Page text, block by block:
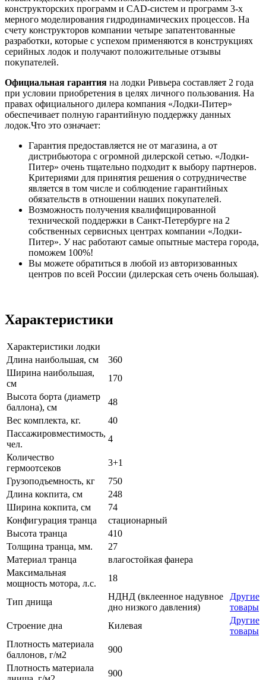
конструкторских программ и CAD-систем и программ 3-х
мерного моделирования гидродинамических процессов. На
счету конструкторов компании четыре запатентованные
разработки, которые с успехом применяются в конструкциях
серийных лодок и получают положительные отзывы
покупателей.
Официальная гарантия на лодки Ривьера составляет 2 года
при условии приобретения в целях личного пользования. На
правах официального дилера компания «Лодки-Питер»
обеспечивает полную гарантийную поддержку данных
лодок.Что это означает:
Гарантия предоставляется не от магазина, а от
дистрибьютора с огромной дилерской сетью. «Лодки-
Питер» очень тщательно подходит к выбору партнеров.
Критериями для принятия решения о сотрудничестве
является в том числе и соблюдение гарантийных
обязательств в отношении наших покупателей.
Возможность получения квалифицированной
технической поддержки в Санкт-Петербурге на 2
собственных сервисных центрах компании «Лодки-
Питер». У нас работают самые опытные мастера города,
поможем 100%!
Вы можете обратиться в любой из авторизованных
центров по всей России (дилерская сеть очень большая).
Характеристики
Характеристики лодки
Длина наибольшая, см
360
Ширина наибольшая,
см
170
Высота борта (диаметр
баллона), см
48
Вес комплекта, кг.
40
Пассажировместимость,
чел.
4
Количество
гермоотсеков
3+1
Грузоподъемность, кг
750
Длина кокпита, см
248
Ширина кокпита, см
74
Конфигурация транца
стационарный
Высота транца
410
Толщина транца, мм.
27
Материал транца
влагостойкая фанера
Максимальная
мощность мотора, л.с.
18
Тип днища
НДНД (вклеенное надувное
дно низкого давления)
Другие
товары
Строение дна
Килевая
Другие
товары
Плотность материала
баллонов, г/м2
900
Плотность материала
900